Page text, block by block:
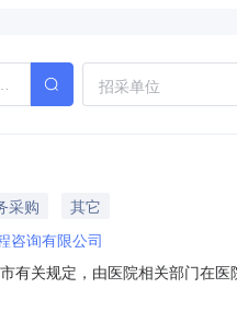
招采单位
采购
其它
咨询有限公司
有关规定，由医院相关部门在
到医院内审监察室如实反映情况